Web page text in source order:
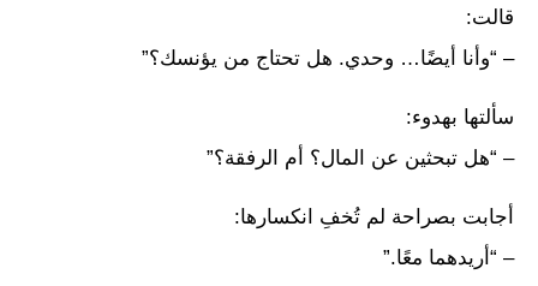
قالت:
– “وأنا أيضًا… وحدي. هل تحتاج من يؤنسك؟”
سألتها بهدوء:
– “هل تبحثين عن المال؟ أم الرفقة؟”
أجابت بصراحة لم تُخفِ انكسارها:
– “أريدهما معًا.”